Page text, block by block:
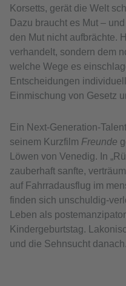
Korsetts, gerät die Welt
Dazu braucht es Mut –
den Mut nicht aufbrächte.
verhandelt, sondern dem
welche Wege es
Entscheidungen
Einmischung von Gesetz
Ein Next-Generation-
seinem Kurzfilm Freunde
Löwen von Venedig. In
zauberhaft sanfte,
auf Fahrradausflug im
finden sich unschuldig-
Leben als
Kindergeburtstag.
und die Sehnsucht danach.